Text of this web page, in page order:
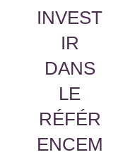
INVEST
IR
DANS
LE
RÉFÉR
ENCEM